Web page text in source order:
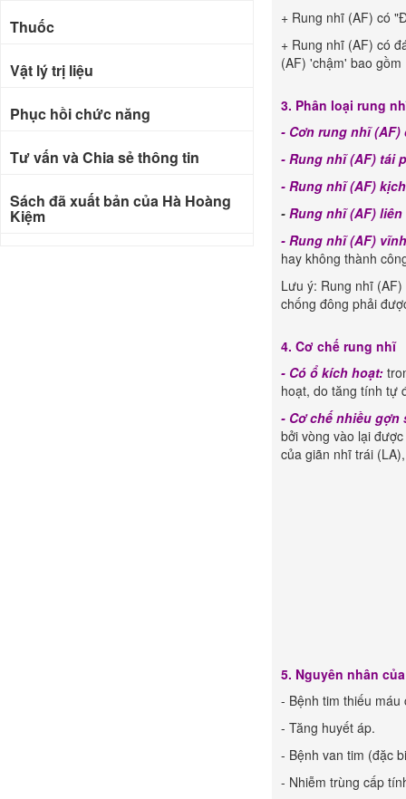
+ Rung nhĩ (AF) có
+ Rung nhĩ (AF) có
(AF) 'chậm' bao
3. Phân loại rung
- Cơn rung nhĩ (AF)
- Rung nhĩ (AF) tái
- Rung nhĩ (AF)
- Rung nhĩ (AF)
- Rung nhĩ (AF)
hay không thành
Lưu ý: Rung nhĩ
chống đông phải
4. Cơ chế rung nhĩ
- Có ổ kích hoạt:
hoạt, do tăng tính tự
- Cơ chế nhiều gợn
bởi vòng vào lại
của giãn nhĩ trái
5. Nguyên nhân
- Bệnh tim thiếu máu
- Tăng huyết áp.
- Bệnh van tim (đặc
- Nhiễm trùng cấp
Thuốc
Vật lý trị liệu
Phục hồi chức năng
Tư vấn và Chia sẻ thông tin
Sách đã xuất bản của Hà Hoàng
Kiệm